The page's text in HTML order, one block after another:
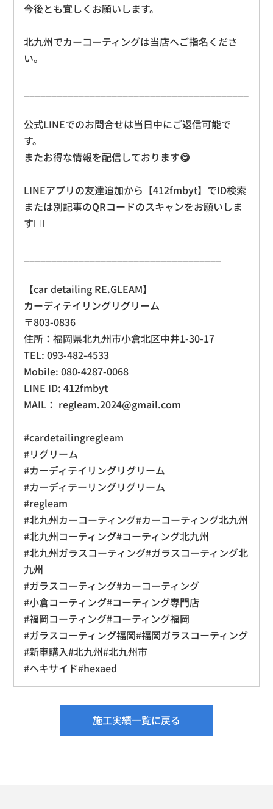
今後とも宜しくお願いします。
北九州でカーコーティングは当店へご指名くださ
い。
公式LINEでのお問合せは当日中にご返信可能で
す。
またお得な情報を配信しております😋
LINEアプリの友達追加から【412fmbyt】でID検索
または別記事のQRコードのスキャンをお願いしま
す🙇‍♂️
【car detailing RE.GLEAM】
カーディテイリングリグリーム
〒803-0836
住所：福岡県北九州市小倉北区中井1-30-17
TEL: 093-482-4533
Mobile: 080-4287-0068
LINE ID: 412fmbyt
MAIL： regleam.2024@gmail.com
#cardetailingregleam
#リグリーム
#カーディテイリングリグリーム
#カーディテーリングリグリーム
#regleam
#北九州カーコーティング#カーコーティング北九州
#北九州コーティング#コーティング北九州
#北九州ガラスコーティング#ガラスコーティング北
九州
#ガラスコーティング#カーコーティング
#小倉コーティング#コーティング専門店
#福岡コーティング#コーティング福岡
#ガラスコーティング福岡#福岡ガラスコーティング
#新車購入#北九州#北九州市
#ヘキサイド#hexaed
施工実績一覧に戻る